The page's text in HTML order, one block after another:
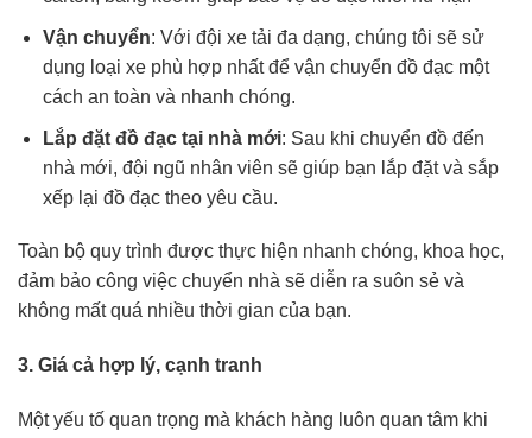
Vận chuyển: Với đội xe tải đa dạng, chúng tôi sẽ sử
dụng loại xe phù hợp nhất để vận chuyển đồ đạc một
cách an toàn và nhanh chóng.
Lắp đặt đồ đạc tại nhà mới: Sau khi chuyển đồ đến
nhà mới, đội ngũ nhân viên sẽ giúp bạn lắp đặt và sắp
xếp lại đồ đạc theo yêu cầu.
Toàn bộ quy trình được thực hiện nhanh chóng, khoa học,
đảm bảo công việc chuyển nhà sẽ diễn ra suôn sẻ và
không mất quá nhiều thời gian của bạn.
3. Giá cả hợp lý, cạnh tranh
Một yếu tố quan trọng mà khách hàng luôn quan tâm khi